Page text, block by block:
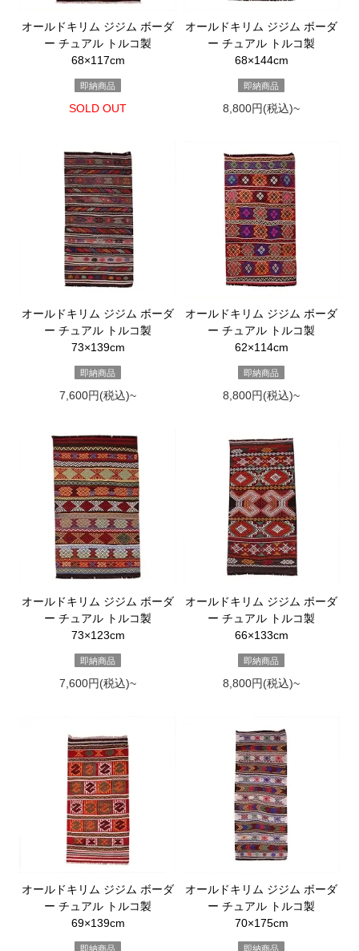
オールドキリム ジジム ボーダ
ー チュアル トルコ製
68×117cm
即納商品
SOLD OUT
オールドキリム ジジム ボーダ
ー チュアル トルコ製
68×144cm
即納商品
8,800円(税込)~
オールドキリム ジジム ボーダ
ー チュアル トルコ製
73×139cm
即納商品
7,600円(税込)~
オールドキリム ジジム ボーダ
ー チュアル トルコ製
62×114cm
即納商品
8,800円(税込)~
オールドキリム ジジム ボーダ
ー チュアル トルコ製
73×123cm
即納商品
7,600円(税込)~
オールドキリム ジジム ボーダ
ー チュアル トルコ製
66×133cm
即納商品
8,800円(税込)~
オールドキリム ジジム ボーダ
ー チュアル トルコ製
69×139cm
即納商品
オールドキリム ジジム ボーダ
ー チュアル トルコ製
70×175cm
即納商品